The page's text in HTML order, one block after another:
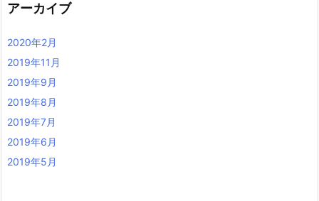
アーカイブ
2020年2月
2019年11月
2019年9月
2019年8月
2019年7月
2019年6月
2019年5月